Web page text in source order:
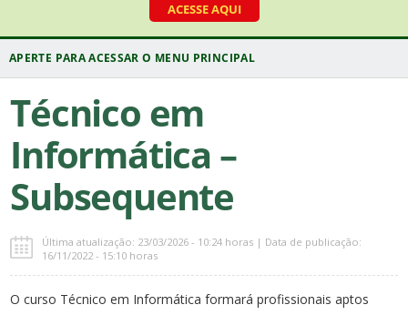
ACESSE AQUI
Técnico em
Informática –
Subsequente
Última atualização: 23/03/2026 - 10:24 horas | Data de publicação:
16/11/2022 - 15:10 horas
O curso Técnico em Informática formará profissionais aptos